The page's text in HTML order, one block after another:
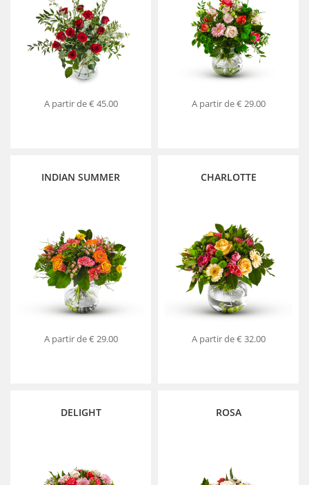
A partir de€ 45.00 A partir de€ 29.00
INDIAN SUMMER
A partir de€ 29.00
CHARLOTTE
A partir de€ 32.00
DELIGHT ROSA